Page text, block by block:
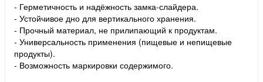
- Герметичность и надёжность замка-слайдера.
- Устойчивое дно для вертикального хранения.
- Прочный материал, не прилипающий к продуктам.
- Универсальность применения (пищевые и непищевые
продукты).
- Возможность маркировки содержимого.